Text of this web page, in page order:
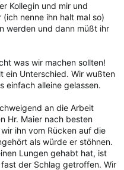
Kollegin und mir und
nenne ihn halt mal so)
werden und dann müßt ihr
was wir machen sollten!
ein Unterschied. Wir wußten
einfach alleine gelassen.
an die Arbeit
Hr. Maier nach besten
ihn vom Rücken auf die
als würde er stöhnen.
Lungen gehabt hat, ist
der Schlag getroffen. Wir